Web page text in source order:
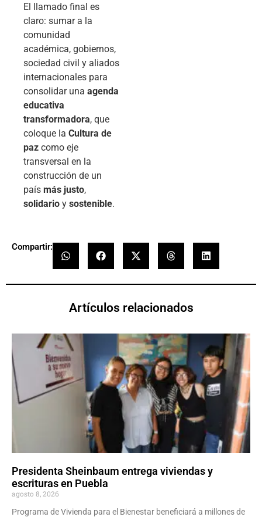
El llamado final es
claro: sumar a la
comunidad
académica, gobiernos,
sociedad civil y aliados
internacionales para
consolidar una agenda
educativa
transformadora, que
coloque la Cultura de
paz como eje
transversal en la
construcción de un
país más justo,
solidario y sostenible.
Compartir:
Artículos relacionados
Presidenta Sheinbaum entrega viviendas y
escrituras en Puebla
agosto 8, 2026
Programa de Vivienda para el Bienestar beneficiará a millones de